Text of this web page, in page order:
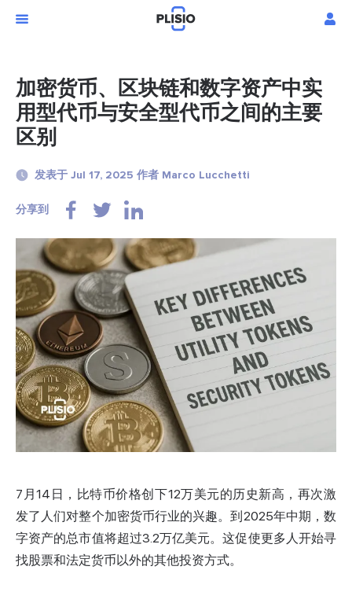
加密货币、区块链和数字资产中实
用型代币与安全型代币之间的主要
区别
发表于 Jul 17, 2025 作者 Marco Lucchetti
分享到
7月14日，比特币价格创下12万美元的历史新高，再次激
发了人们对整个加密货币行业的兴趣。到2025年中期，数
字资产的总市值将超过3.2万亿美元。这促使更多人开始寻
找股票和法定货币以外的其他投资方式。